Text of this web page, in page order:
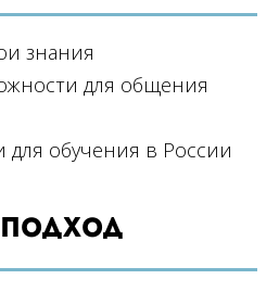
знания
для общения
для обучения в России